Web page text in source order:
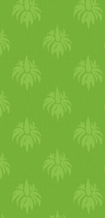
pedig egy
gal. robi két
is
tudatosan
hiszen
elég